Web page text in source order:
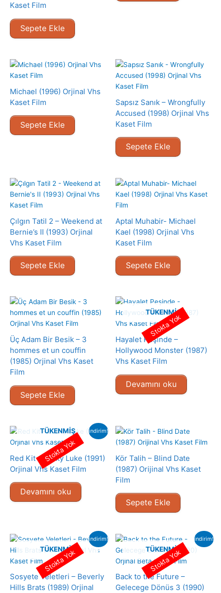
Kaset Film
Sepete Ekle
Michael (1996) Orjinal Vhs
Kaset Film
Sepete Ekle
Sapsız Sanık – Wrongfully
Accused (1998) Orjinal Vhs
Kaset Film
Sepete Ekle
Çılgın Tatil 2 – Weekend at
Bernie’s II (1993) Orjinal
Vhs Kaset Film
Sepete Ekle
Aptal Muhabir- Michael
Kael (1998) Orjinal Vhs
Kaset Film
Sepete Ekle
Üç Adam Bir Besik – 3
hommes et un couffin
(1985) Orjinal Vhs Kaset
Film
Sepete Ekle
TÜKENMIŞ
Hayalet Peşinde –
Hollywood Monster (1987)
Vhs Kaset Film
Devamını oku
Stokta Yok
indirim!
TÜKENMIŞ
Red Kit – Lucky Luke (1991)
Orjinal Vhs Kaset Film
Devamını oku
Stokta Yok
Kör Talih – Blind Date
(1987) Orijinal Vhs Kaset
Film
Sepete Ekle
indirim!
TÜKENMIŞ
Sosyete Veletleri – Beverly
Hills Brats (1989) Orjinal
Stokta Yok
indirim!
TÜKENMIŞ
Back to the Future –
Gelecege Dönüs 3 (1990)
Stokta Yok